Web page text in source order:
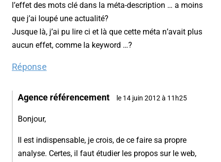
l’effet des mots clé dans la méta-description … a moins
que j’ai loupé une actualité?
Jusque là, j’ai pu lire ci et là que cette méta n’avait plus
aucun effet, comme la keyword …?
Réponse
Agence référencement le 14 juin 2012 à 11h25
Bonjour,
Il est indispensable, je crois, de ce faire sa propre
analyse. Certes, il faut étudier les propos sur le web,